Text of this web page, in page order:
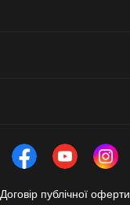
Договір публічної оферти